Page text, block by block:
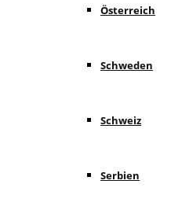
Österreich
Schweden
Schweiz
Serbien